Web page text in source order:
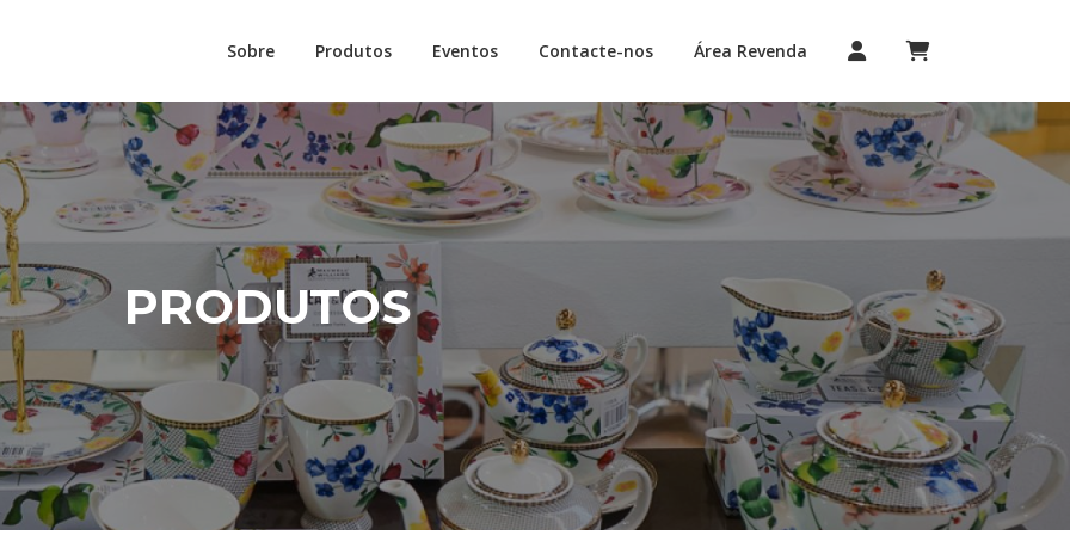
Sobre Produtos Eventos Contacte-nos Área Revenda
PRODUTOS